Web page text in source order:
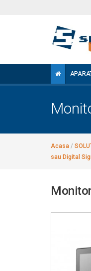
Acasa /
sau Digital